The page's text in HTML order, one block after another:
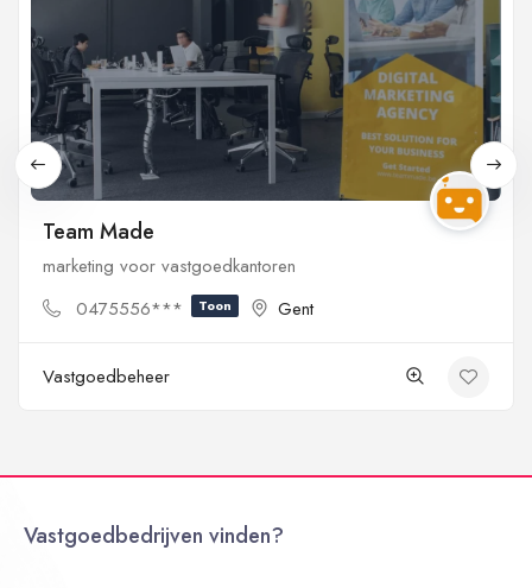
Team Made
marketing voor vastgoedkantoren
0475556***
Toon Gent
Vastgoedbeheer
Vastgoedbedrijven vinden?